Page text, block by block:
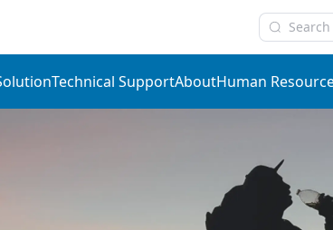
Technical SupportAboutHuman